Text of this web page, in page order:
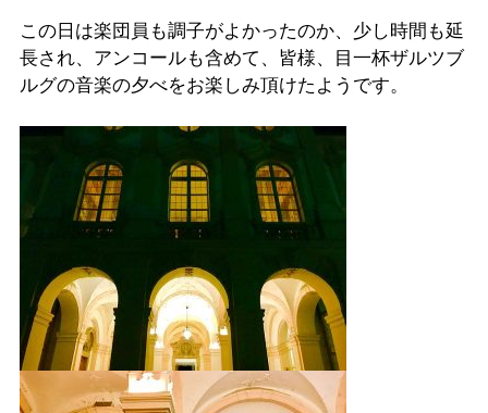
この日は楽団員も調子がよかったのか、少し時間も延
長され、アンコールも含めて、皆様、目一杯ザルツブ
ルグの音楽の夕べをお楽しみ頂けたようです。